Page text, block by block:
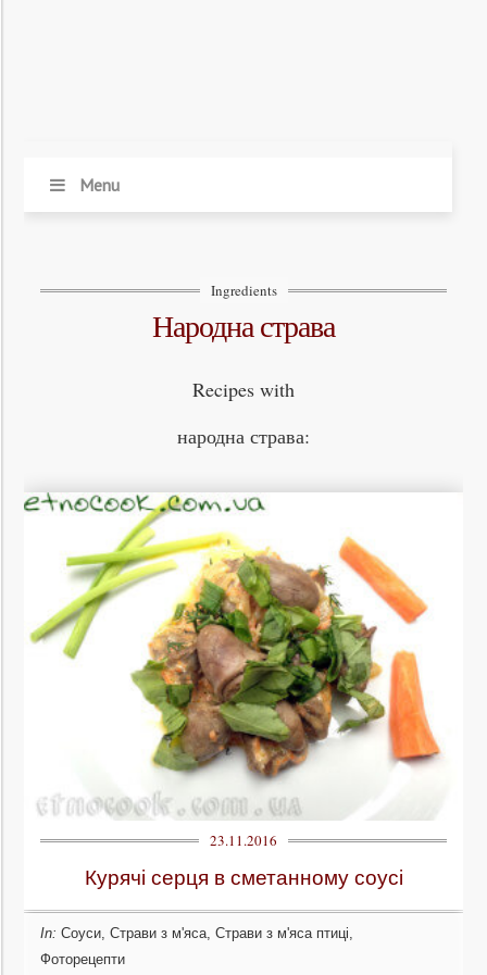
Menu
Ingredients
народна страва
Recipes with
народна страва:
23.11.2016
Курячі серця в сметанному соусі
In: Соуси,Страви з м'яса,Страви з м'яса птиці,
Фоторецепти